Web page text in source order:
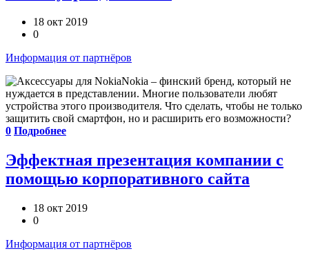
18 окт 2019
0
Информация от партнёров
Nokia – финский бренд, который не
нуждается в представлении. Многие пользователи любят
устройства этого производителя. Что сделать, чтобы не только
защитить свой смартфон, но и расширить его возможности?
0 Подробнее
Эффектная презентация компании с
помощью корпоративного сайта
18 окт 2019
0
Информация от партнёров